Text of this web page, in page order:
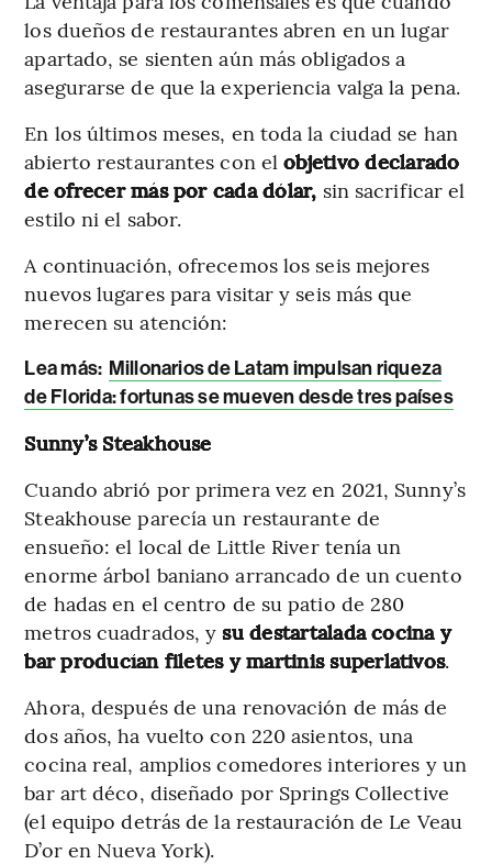
los dueños de restaurantes abren en un lugar
apartado, se sienten aún más obligados a
asegurarse de que la experiencia valga la pena.
En los últimos meses, en toda la ciudad se han
abierto restaurantes con elobjetivo declarado
de ofrecer más por cada dólar, sin sacrificar el
estilo ni el sabor.
A continuación, ofrecemos los seis mejores
nuevos lugares para visitar y seis más que
merecen su atención:
Lea más: Millonarios de Latam impulsan riqueza
de Florida: fortunas se mueven desde tres países
Sunny’s Steakhouse
Cuando abrió por primera vez en 2021, Sunny’s
Steakhouse parecía un restaurante de
ensueño: el local de Little River tenía un
enorme árbol baniano arrancado de un cuento
de hadas en el centro de su patio de 280
metros cuadrados, ysu destartalada cocina y
bar producían filetes y martinis superlativos.
Ahora, después de una renovación de más de
dos años, ha vuelto con 220 asientos, una
cocina real, amplios comedores interiores y un
bar art déco, diseñado por Springs Collective
(el equipo detrás de la restauración de Le Veau
D’or en Nueva York).